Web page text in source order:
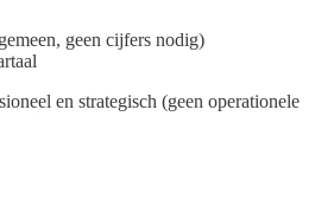
geen cijfers nodig)
en strategisch (geen operationele